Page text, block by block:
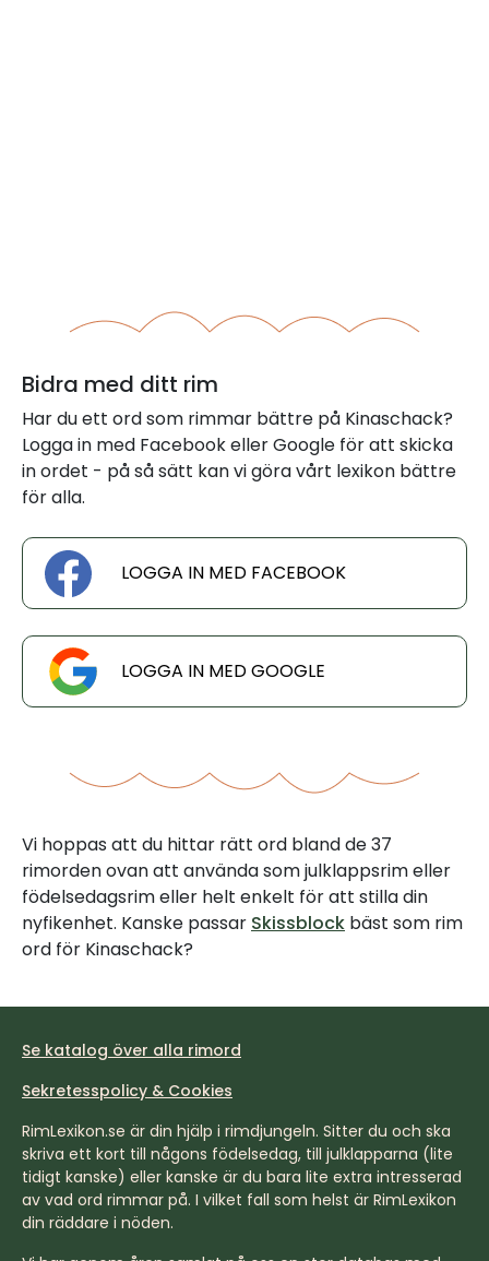
Bidra med ditt rim
Har du ett ord som rimmar bättre på Kinaschack?
Logga in med Facebook eller Google för att skicka
in ordet - på så sätt kan vi göra vårt lexikon bättre
för alla.
LOGGA IN MED FACEBOOK
LOGGA IN MED GOOGLE
Vi hoppas att du hittar rätt ord bland de 37
rimorden ovan att använda som julklappsrim eller
födelsedagsrim eller helt enkelt för att stilla din
nyfikenhet. Kanske passar Skissblock bäst som rim
ord för Kinaschack?
Se katalog över alla rimord
Sekretesspolicy & Cookies
RimLexikon.se är din hjälp i rimdjungeln. Sitter du och ska
skriva ett kort till någons födelsedag, till julklapparna (lite
tidigt kanske) eller kanske är du bara lite extra intresserad
av vad ord rimmar på. I vilket fall som helst är RimLexikon
din räddare i nöden.